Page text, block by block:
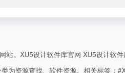
站。XU5设计软件库官网 XU5设计
资源查找、软件资源。相关标签：